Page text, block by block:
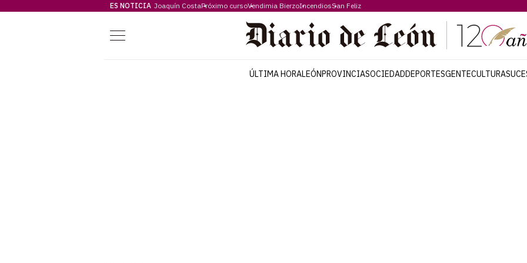
ES NOTICIA Joaquín CostaPróximo cursoVendimia BierzoIncendiosSan Feliz
Menú
ÚLTIMA HORALEÓNPROVINCIASOCIEDADDEPORTESGENTECULTURA